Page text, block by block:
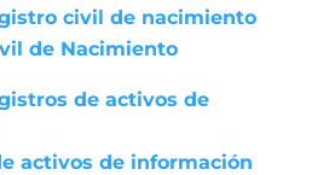
civil de nacimiento
de Nacimiento
de activos de
activos de información